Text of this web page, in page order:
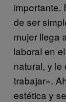
importante.
de ser
mujer llega
laboral en
natural, y
trabajar».
estética y